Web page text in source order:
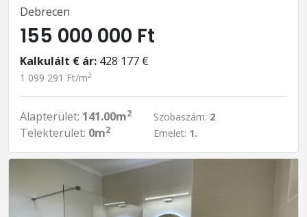
Debrecen
155 000 000 Ft
Kalkulált € ár: 428 177 €
1 099 291 Ft/m2
Alapterület: 141.00m2
Telekterület: 0m2
Szobaszám: 2
Emelet: 1.